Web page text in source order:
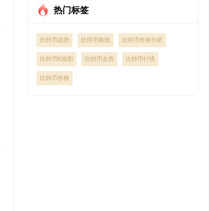
热门标签
比特币趋势 比特币曲线 比特币价格分析
比特币K线图 比特币走势 比特币行情
比特币价格